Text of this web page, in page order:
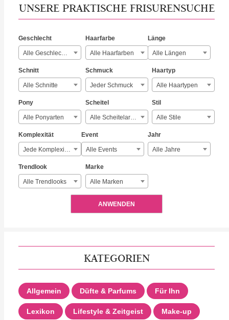
UNSERE PRAKTISCHE FRISURENSUCHE
Geschlecht
Alle Geschlechter
Haarfarbe
Alle Haarfarben
Länge
Alle Längen
Schnitt
Alle Schnitte
Schmuck
Jeder Schmuck
Haartyp
Alle Haartypen
Pony
Alle Ponyarten
Scheitel
Alle Scheitelarten
Stil
Alle Stile
Komplexität
Jede Komplexität
Event
Alle Events
Jahr
Alle Jahre
Trendlook
Alle Trendlooks
Marke
Alle Marken
ANWENDEN
KATEGORIEN
Allgemein Düfte & Parfums Für Ihn
Lexikon Lifestyle & Zeitgeist Make-up